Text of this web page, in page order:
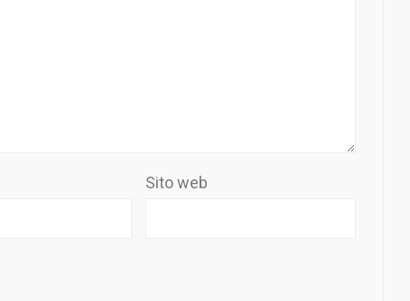
Sito web